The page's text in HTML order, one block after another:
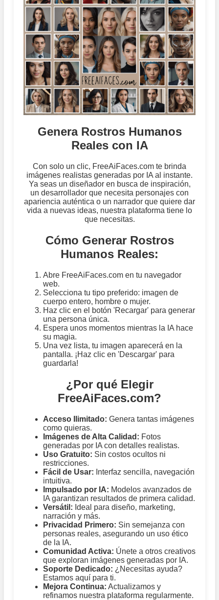
Genera Rostros Humanos
Reales con IA
Con solo un clic, FreeAiFaces.com te brinda
imágenes realistas generadas por IA al instante.
Ya seas un diseñador en busca de inspiración,
un desarrollador que necesita personajes con
apariencia auténtica o un narrador que quiere dar
vida a nuevas ideas, nuestra plataforma tiene lo
que necesitas.
Cómo Generar Rostros
Humanos Reales:
Abre FreeAiFaces.com en tu navegador
web.
Selecciona tu tipo preferido: imagen de
cuerpo entero, hombre o mujer.
Haz clic en el botón 'Recargar' para generar
una persona única.
Espera unos momentos mientras la IA hace
su magia.
Una vez lista, tu imagen aparecerá en la
pantalla. ¡Haz clic en 'Descargar' para
guardarla!
¿Por qué Elegir
FreeAiFaces.com?
Acceso Ilimitado: Genera tantas imágenes
como quieras.
Imágenes de Alta Calidad: Fotos
generadas por IA con detalles realistas.
Uso Gratuito: Sin costos ocultos ni
restricciones.
Fácil de Usar: Interfaz sencilla, navegación
intuitiva.
Impulsado por IA: Modelos avanzados de
IA garantizan resultados de primera calidad.
Versátil: Ideal para diseño, marketing,
narración y más.
Privacidad Primero: Sin semejanza con
personas reales, asegurando un uso ético
de la IA.
Comunidad Activa: Únete a otros creativos
que exploran imágenes generadas por IA.
Soporte Dedicado: ¿Necesitas ayuda?
Estamos aquí para ti.
Mejora Continua: Actualizamos y
refinamos nuestra plataforma regularmente.